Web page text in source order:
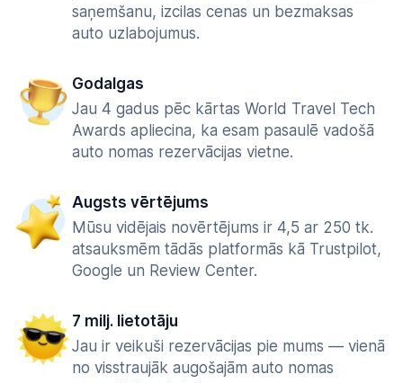
saņemšanu, izcilas cenas un bezmaksas
auto uzlabojumus.
Godalgas
Jau 4 gadus pēc kārtas World Travel Tech
Awards apliecina, ka esam pasaulē vadošā
auto nomas rezervācijas vietne.
Augsts vērtējums
Mūsu vidējais novērtējums ir 4,5 ar 250 tk.
atsauksmēm tādās platformās kā Trustpilot,
Google un Review Center.
7 milj. lietotāju
Jau ir veikuši rezervācijas pie mums — vienā
no visstraujāk augošajām auto nomas